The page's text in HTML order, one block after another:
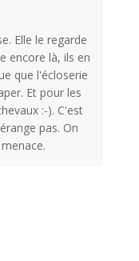
Elle le regarde
encore là, ils en
que l'écloserie
Et pour les
:-). C'est
pas. On